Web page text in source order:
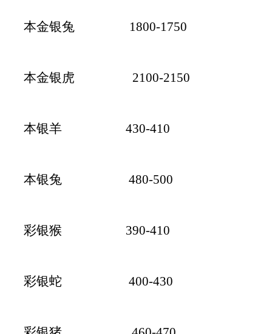
本金银兔 1800-1750
本金银虎 2100-2150
本银羊 430-410
本银兔 480-500
彩银猴 390-410
彩银蛇 400-430